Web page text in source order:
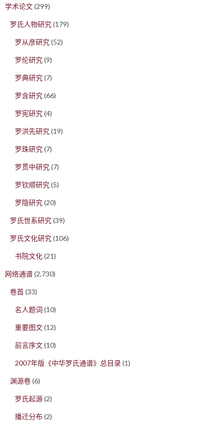
学术论文(299)
罗氏人物研究(179)
罗从彦研究(52)
罗伦研究(9)
罗典研究(7)
罗含研究(66)
罗宪研究(4)
罗洪先研究(19)
罗珠研究(7)
罗贯中研究(7)
罗钦顺研究(5)
罗隐研究(20)
罗氏世系研究(39)
罗氏文化研究(106)
书院文化(21)
网络通谱(2,730)
卷首(33)
名人题词 (10)
重要图文(12)
前言序文(10)
2007年版《中华罗氏通谱》总目录(1)
渊源卷(6)
罗氏起源(2)
播迁分布(2)